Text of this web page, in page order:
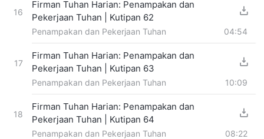
16
Firman Tuhan Harian: Penampakan dan
Pekerjaan Tuhan | Kutipan 62
Penampakan dan Pekerjaan Tuhan 04:54
17
Firman Tuhan Harian: Penampakan dan
Pekerjaan Tuhan | Kutipan 63
Penampakan dan Pekerjaan Tuhan 10:09
18
Firman Tuhan Harian: Penampakan dan
Pekerjaan Tuhan | Kutipan 64
Penampakan dan Pekerjaan Tuhan 08:22